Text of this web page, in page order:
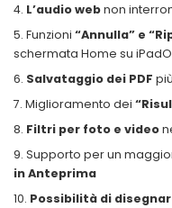
L’audio webnon
Funzioni “Annulla” e
schermata Home su
Salvataggio dei PDF
Miglioramento dei
Filtri per foto e video
Supporto per un
in Anteprima
Possibilità di